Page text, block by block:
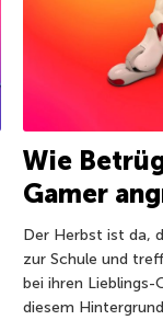
Wie
Gamer
Der Herbst ist da,
zur Schule und
bei ihren Lieblings-
diesem